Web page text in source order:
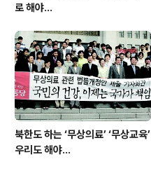
로 해야…
북한도 하는 ‘무상의료’ ‘무상교육’
우리도 해야...